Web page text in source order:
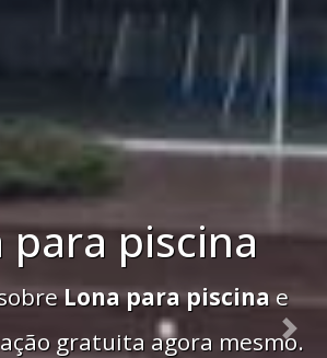
para piscina
Lona para piscinae
gratuita agora mesmo.Next